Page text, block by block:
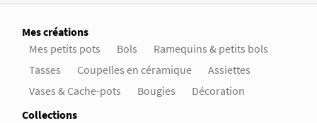
Mes créations
Mes petits pots
Bols
Ramequins & petits bols
Tasses
Coupelles en céramique
Assiettes
Vases & Cache-pots
Bougies
Décoration
Collections